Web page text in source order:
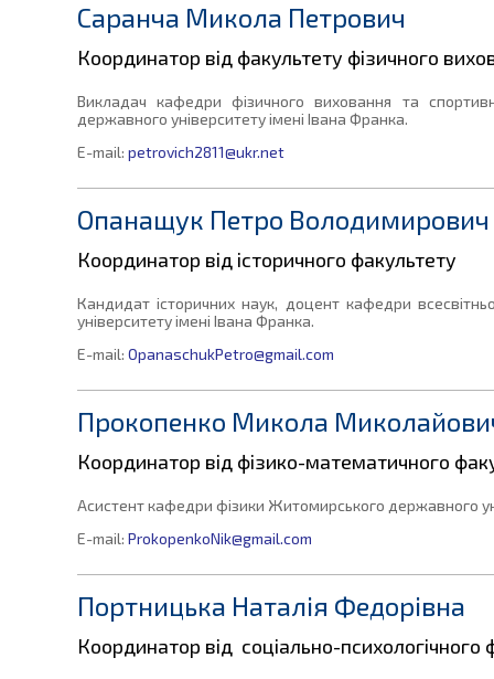
Саранча Микола Петрович
Координатор від факультету фізичного
Викладач кафедри фізичного виховання та
державного університету імені Івана Франка.
E-mail: petrovich2811@ukr.net
Опанащук Петро Володимирович
Координатор від історичного факультету
Кандидат історичних наук, доцент кафедри
університету імені Івана Франка.
E-mail: OpanaschukPetro@gmail.com
Прокопенко Микола
Координатор від фізико-математичного
Асистент кафедри фізики Житомирського державного
E-mail: ProkopenkoNik@gmail.com
Портницька Наталія Федорівна
Координатор від соціально-психологічного